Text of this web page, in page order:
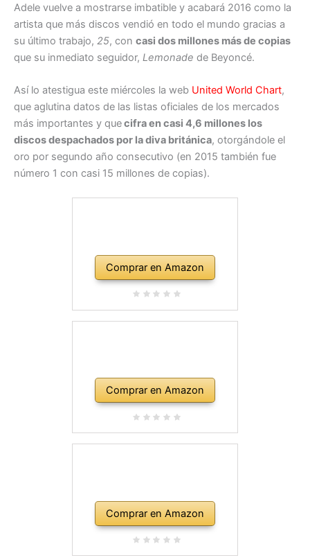
Adele vuelve a mostrarse imbatible y acabará 2016 como la
artista que más discos vendió en todo el mundo gracias a
su último trabajo, 25, con casi dos millones más de copias
que su inmediato seguidor, Lemonade de Beyoncé.
Así lo atestigua este miércoles la web United World Chart,
que aglutina datos de las listas oficiales de los mercados
más importantes y quecifra en casi 4,6 millones los
discos despachados por la diva británica, otorgándole el
oro por segundo año consecutivo (en 2015 también fue
número 1 con casi 15 millones de copias).
Comprar en Amazon
Comprar en Amazon
Comprar en Amazon